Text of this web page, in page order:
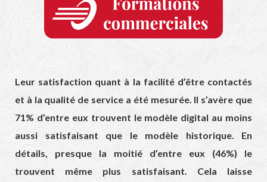
Leur satisfaction quant à la facilité d’être contactés
et à la qualité de service a été mesurée. Il s’avère que
71% d’entre eux trouvent le modèle digital au moins
aussi satisfaisant que le modèle historique. En
détails, presque la moitié d’entre eux (46%) le
trouvent même plus satisfaisant. Cela laisse